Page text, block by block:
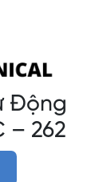
Động
– 262